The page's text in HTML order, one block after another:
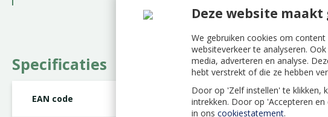
Deze website
We gebruiken cookies om
websiteverkeer te analyseren.
media, adverteren en analyse.
hebt verstrekt of die ze hebben
Door op 'Zelf instellen' te klikken,
intrekken. Door op 'Accepteren
in ons cookiestatement.
Specificaties
EAN code 9992121774919